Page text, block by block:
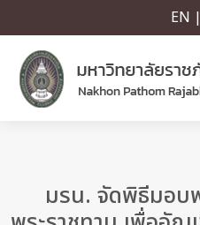
EN
มรน. จัดพิธีมอบ